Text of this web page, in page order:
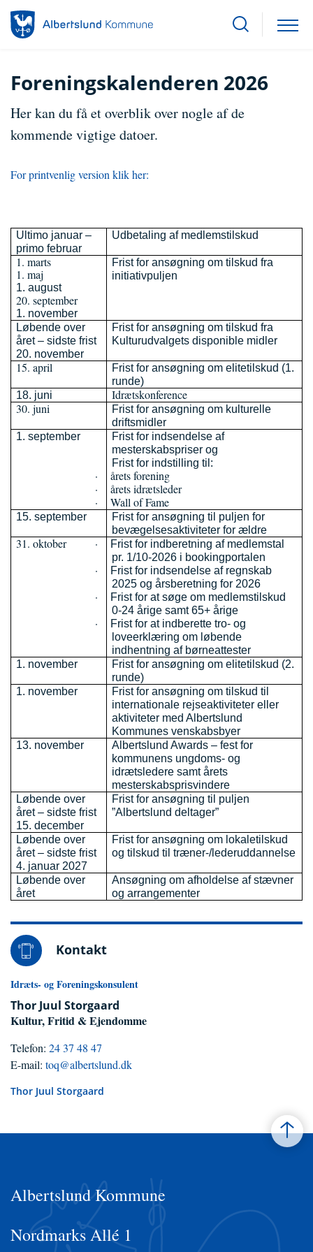
Foreningskalenderen 2026
Her kan du få et overblik over nogle af de
kommende vigtige datoer.
For printvenlig version klik her:
Ultimo januar –
primo februar
Udbetaling af medlemstilskud
1. marts
1. maj
1. august
20. september
1. november
Frist for ansøgning om tilskud fra
initiativpuljen
Løbende over
året – sidste frist
20. november
Frist for ansøgning om tilskud fra
Kulturudvalgets disponible midler
15. april
Frist for ansøgning om elitetilskud (1.
runde)
18. juni
Idrætskonference
30. juni
Frist for ansøgning om kulturelle
driftsmidler
1. september
Frist for indsendelse af
mesterskabspriser og
Frist for indstilling til:
·
årets forening
·
årets idrætsleder
·
Wall of Fame
15. september
Frist for ansøgning til puljen for
bevægelsesaktiviteter for ældre
31. oktober ·
Frist for indberetning af medlemstal
pr. 1/10-2026 i bookingportalen
·
Frist for indsendelse af regnskab
2025 og årsberetning for 2026
·
Frist for at søge om medlemstilskud
0-24 årige samt 65+ årige
·
Frist for at indberette tro- og
loveerklæring om løbende
indhentning af børneattester
1. november
Frist for ansøgning om elitetilskud (2.
runde)
1. november
Frist for ansøgning om tilskud til
internationale rejseaktiviteter eller
aktiviteter med Albertslund
Kommunes venskabsbyer
13. november
Albertslund Awards – fest for
kommunens ungdoms- og
idrætsledere samt årets
mesterskabsprisvindere
Løbende over
året – sidste frist
15. december
Frist for ansøgning til puljen
”Albertslund deltager”
Løbende over
året – sidste frist
4. januar 2027
Frist for ansøgning om lokaletilskud
og tilskud til træner-/lederuddannelse
Løbende over
året
Ansøgning om afholdelse af stævner
og arrangementer
Kontakt
Idræts- og Foreningskonsulent
Thor Juul Storgaard
Kultur, Fritid & Ejendomme
Telefon: 24 37 48 47
E-mail: toq@albertslund.dk
Thor Juul Storgaard
Albertslund Kommune
Nordmarks Allé 1